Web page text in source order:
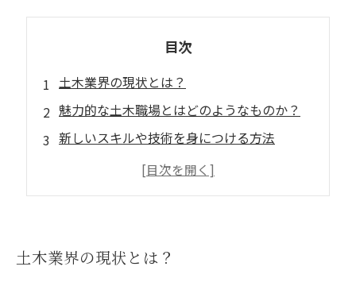
目次
土木業界の現状とは？
魅力的な土木職場とはどのようなものか？
新しいスキルや技術を身につける方法
満足度の高い土木職場を選ぶためのポイント
将来的な土木の展望と今後求められる人材像
土木業界の現状とは？